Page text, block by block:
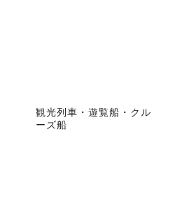
観光列車・遊覧船・クル
ーズ船